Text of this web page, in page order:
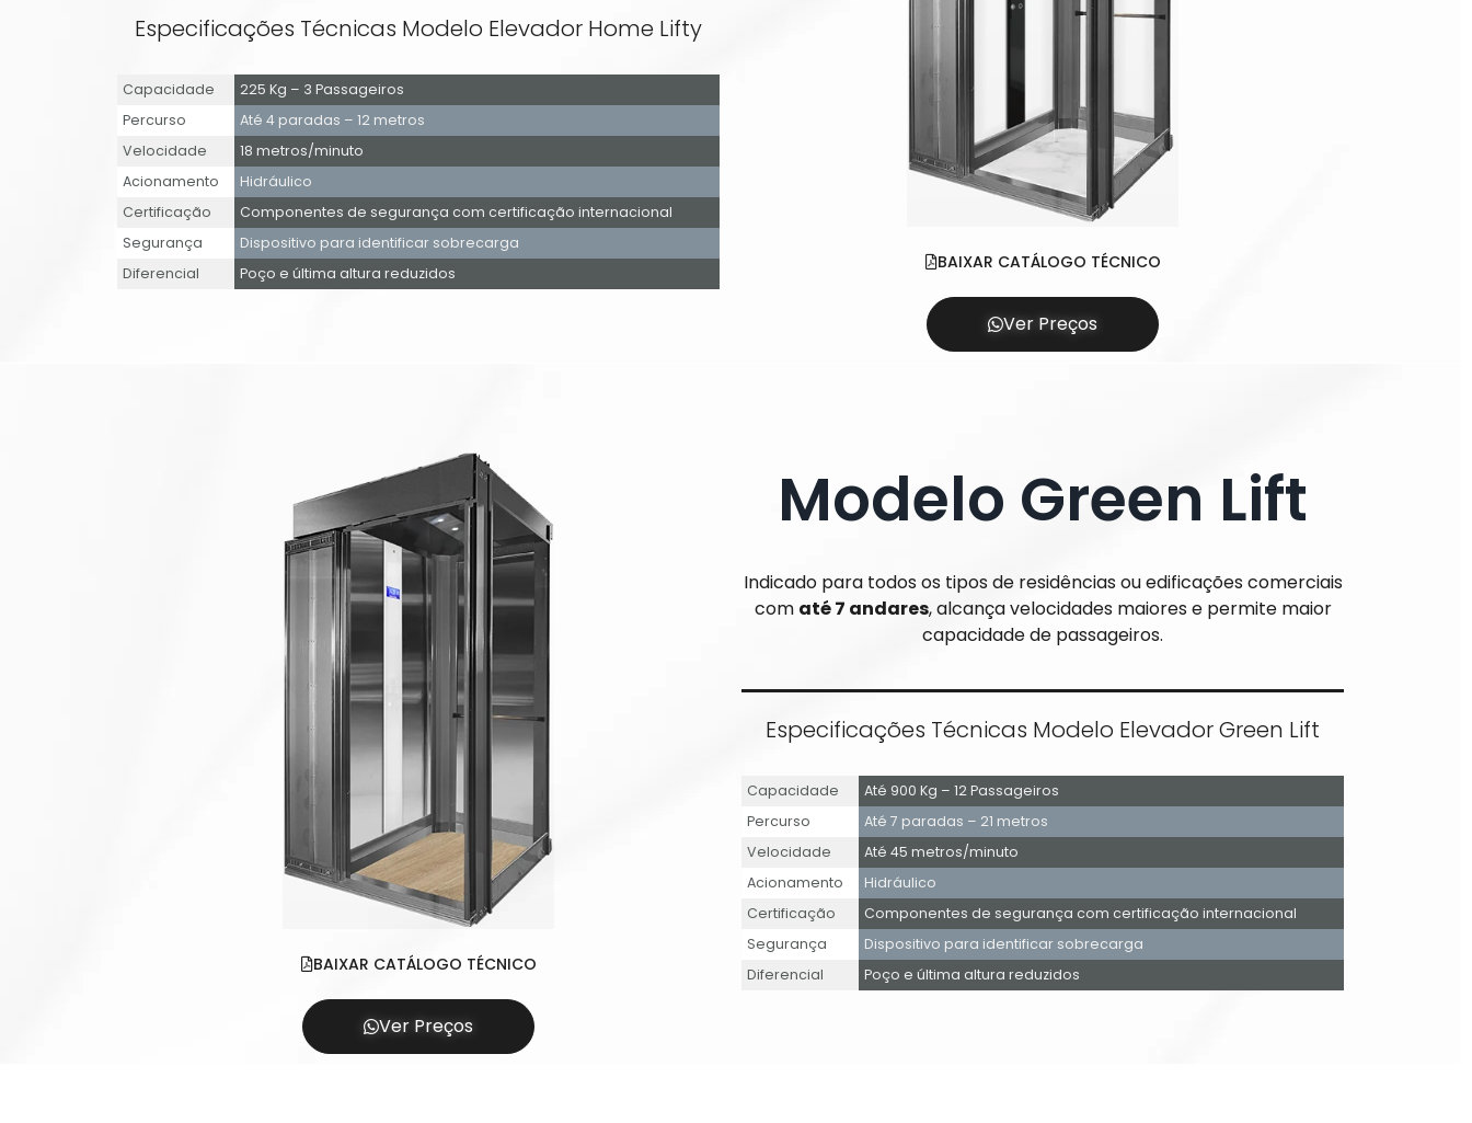
Especificações Técnicas Modelo Elevador Home Lifty
Capacidade
225 Kg – 3 Passageiros
Percurso
Até 4 paradas – 12 metros
Velocidade
18 metros/minuto
Acionamento
Hidráulico
Certificação
Componentes de segurança com certificação internacional
Segurança
Dispositivo para identificar sobrecarga
Diferencial
Poço e última altura reduzidos BAIXAR CATÁLOGO TÉCNICO
Ver Preços
BAIXAR CATÁLOGO TÉCNICO
Ver Preços
Modelo Green Lift
Indicado para todos os tipos de residências ou edificações comerciais
com até 7 andares, alcança velocidades maiores e permite maior
capacidade de passageiros.
Especificações Técnicas Modelo Elevador Green Lift
Capacidade
Até 900 Kg – 12 Passageiros
Percurso
Até 7 paradas – 21 metros
Velocidade
Até 45 metros/minuto
Acionamento
Hidráulico
Certificação
Componentes de segurança com certificação internacional
Segurança
Dispositivo para identificar sobrecarga
Diferencial
Poço e última altura reduzidos